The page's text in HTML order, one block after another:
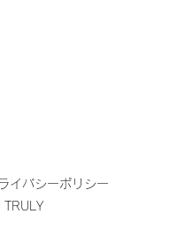
イバシーポリシー